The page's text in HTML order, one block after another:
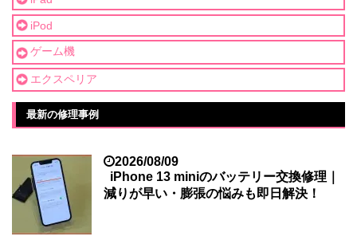
iPod
ゲーム機
エクスペリア
最新の修理事例
2026/08/09
iPhone 13 miniのバッテリー交換修理｜
減りが早い・膨張の悩みも即日解決！